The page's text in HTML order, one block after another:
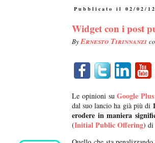
Pubblicato il 02/02/12
Widget con i post
ByErnesto Tirinnanzi
Le opinioni su Google Plus
dal suo lancio ha già più di
erodere in maniera
(Initial Public Offering) di